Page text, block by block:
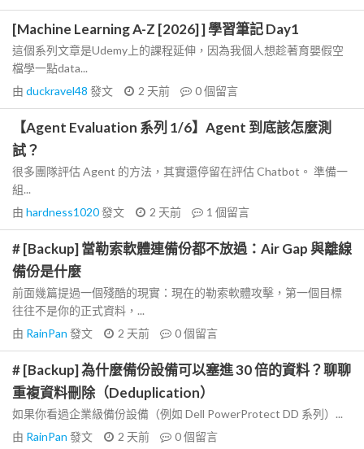
[Machine Learning A-Z [2026] ] 學習筆記 Day1
這個系列文章是Udemy上的課程延伸，因為我個人想趁著育嬰假空
檔學一點data...
由 duckravel48 發文 2 天前 0個留言
【Agent Evaluation 系列 1/6】Agent 到底該怎麼測
試？
很多團隊評估 Agent 的方法，其實還停留在評估 Chatbot。 準備一
組...
由 hardness1020發文 2 天前 1 個留言
# [Backup] 當勒索軟體連備份都不放過：Air Gap 與離線
備份是什麼
前面幾篇提過一個殘酷的現實：現在的勒索軟體攻擊，第一個目標
往往不是你的正式資料，...
由 RainPan 發文 2 天前 0個留言
# [Backup] 為什麼備份設備可以塞進 30 倍的資料？聊聊
重複資料刪除（Deduplication）
如果你看過企業級備份設備（例如 Dell PowerProtect DD 系列）...
由 RainPan 發文 2 天前 0個留言